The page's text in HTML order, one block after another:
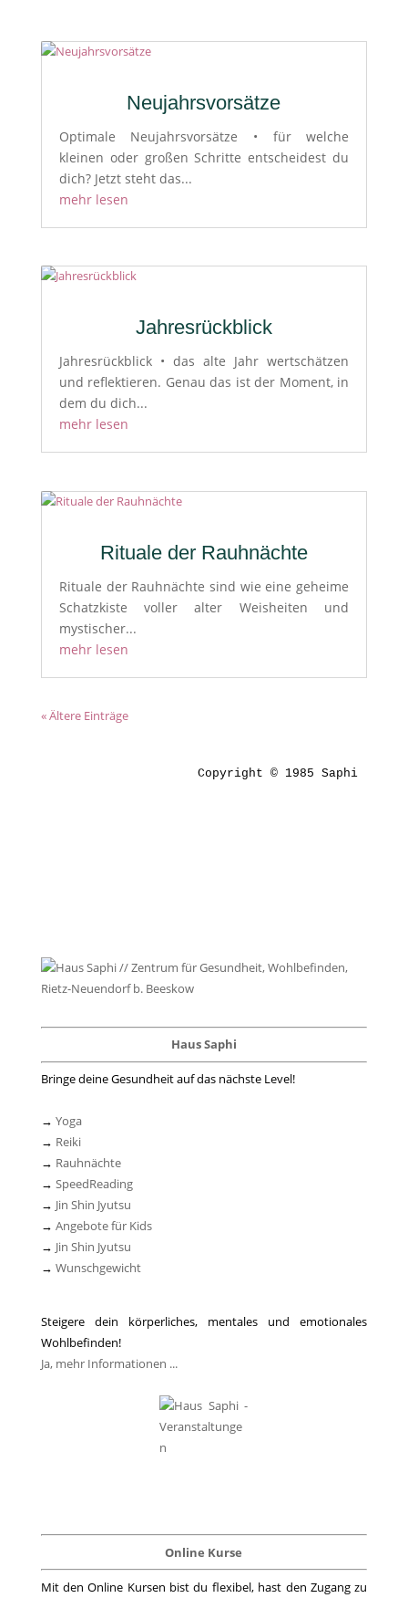
Neujahrsvorsätze
Optimale Neujahrsvorsätze • für welche
kleinen oder großen Schritte entscheidest du
dich? Jetzt steht das...
mehr lesen
Jahresrückblick
Jahresrückblick • das alte Jahr wertschätzen
und reflektieren. Genau das ist der Moment, in
dem du dich...
mehr lesen
Rituale der Rauhnächte
Rituale der Rauhnächte sind wie eine geheime
Schatzkiste voller alter Weisheiten und
mystischer...
mehr lesen
« Ältere Einträge
Copyright © 1985 Saphi
Haus Saphi
Bringe deine Gesundheit auf das nächste Level!
→ Yoga
→ Reiki
→ Rauhnächte
→ SpeedReading
→ Jin Shin Jyutsu
→ Angebote für Kids
→ Jin Shin Jyutsu
→ Wunschgewicht
Steigere dein körperliches, mentales und emotionales
Wohlbefinden!
Ja, mehr Informationen ...
Online Kurse
Mit den Online Kursen bist du flexibel, hast den Zugang zu